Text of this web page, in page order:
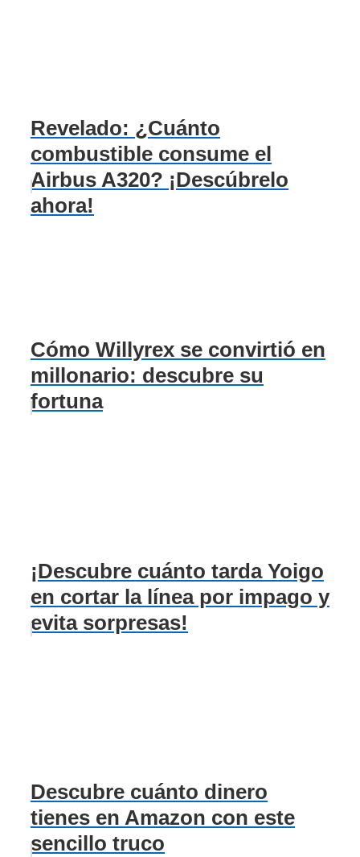
Revelado: ¿Cuánto
combustible consume el
Airbus A320? ¡Descúbrelo
ahora!
Cómo Willyrex se convirtió en
millonario: descubre su
fortuna
¡Descubre cuánto tarda Yoigo
en cortar la línea por impago y
evita sorpresas!
Descubre cuánto dinero
tienes en Amazon con este
sencillo truco